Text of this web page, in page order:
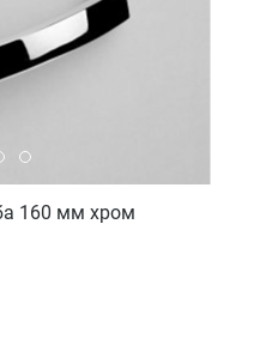
160 мм хром